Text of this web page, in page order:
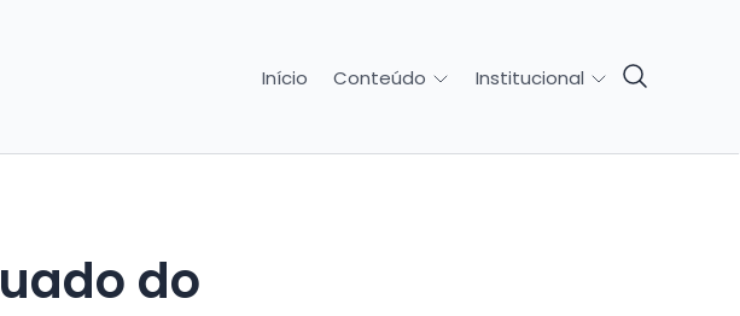
Início Conteúdo Institucional
do